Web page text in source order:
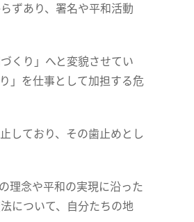
ずあり、署名や平和活動
くり」へと変貌させてい
」を仕事として加担する危
しており、その歯止めとし
理念や平和の実現に沿った
について、自分たちの地